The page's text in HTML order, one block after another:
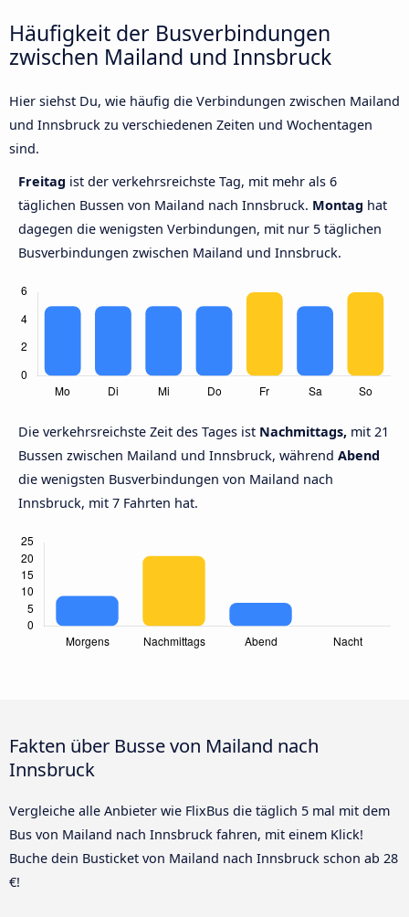
Häufigkeit der Busverbindungen
zwischen Mailand und Innsbruck
Hier siehst Du, wie häufig die Verbindungen zwischen Mailand
und Innsbruck zu verschiedenen Zeiten und Wochentagen
sind.
Freitag ist der verkehrsreichste Tag, mit mehr als 6
täglichen Bussen von Mailand nach Innsbruck. Montag hat
dagegen die wenigsten Verbindungen, mit nur 5 täglichen
Busverbindungen zwischen Mailand und Innsbruck.
Die verkehrsreichste Zeit des Tages ist Nachmittags, mit 21
Bussen zwischen Mailand und Innsbruck, während Abend
die wenigsten Busverbindungen von Mailand nach
Innsbruck, mit 7 Fahrten hat.
Fakten über Busse von Mailand nach
Innsbruck
Vergleiche alle Anbieter wie FlixBus die täglich 5 mal mit dem
Bus von Mailand nach Innsbruck fahren, mit einem Klick!
Buche dein Busticket von Mailand nach Innsbruck schon ab 28
€!